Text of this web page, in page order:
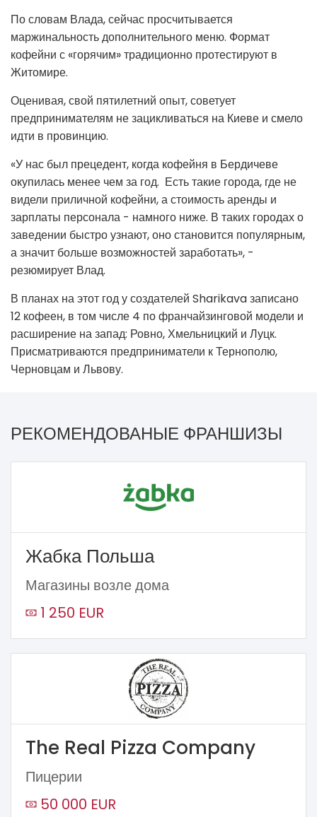
По словам Влада, сейчас просчитывается
маржинальность дополнительного меню. Формат
кофейни с «горячим» традиционно протестируют в
Житомире.
Оценивая, свой пятилетний опыт, советует
предпринимателям не зацикливаться на Киеве и смело
идти в провинцию.
«У нас был прецедент, когда кофейня в Бердичеве
окупилась менее чем за год. Есть такие города, где не
видели приличной кофейни, а стоимость аренды и
зарплаты персонала - намного ниже. В таких городах о
заведении быстро узнают, оно становится популярным,
а значит больше возможностей заработать», -
резюмирует Влад.
В планах на этот год у создателей Sharikava записано
12 кофеен, в том числе 4 по франчайзинговой модели и
расширение на запад: Ровно, Хмельницкий и Луцк.
Присматриваются предприниматели к Тернополю,
Черновцам и Львову.
РЕКОМЕНДОВАНЫЕ ФРАНШИЗЫ
Жабка Польша
Магазины возле дома
1 250 EUR
The Real Pizza Company
Пицерии
50 000 EUR